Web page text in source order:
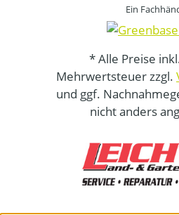
Ein
* Alle Preise
Mehrwertsteuer zzgl.
und ggf.
nicht anders